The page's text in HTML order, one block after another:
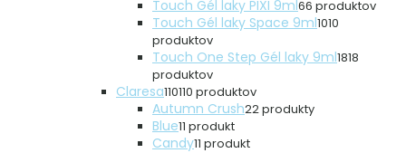
Touch Gél laky PIXI 9ml66 produktov
Touch Gél laky Space 9ml1010
produktov
Touch One Step Gél laky 9ml1818
produktov
Claresa110110 produktov
Autumn Crush22 produkty
Blue11 produkt
Candy11 produkt